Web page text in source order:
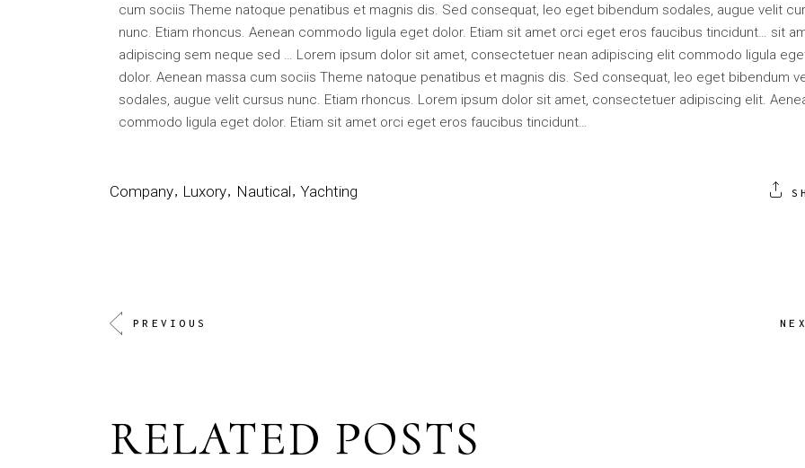
cum sociis Theme natoque penatibus et magnis dis. Sed consequat, leo eget bibendum sodales, augue velit
nunc. Etiam rhoncus. Aenean commodo ligula eget dolor. Etiam sit amet orci eget eros faucibus tincidunt… sit
adipiscing sem neque sed … Lorem ipsum dolor sit amet, consectetuer nean adipiscing elit commodo ligula
dolor. Aenean massa cum sociis Theme natoque penatibus et magnis dis. Sed consequat, leo eget bibendum
sodales, augue velit cursus nunc. Etiam rhoncus. Lorem ipsum dolor sit amet, consectetuer adipiscing elit.
commodo ligula eget dolor. Etiam sit amet orci eget eros faucibus tincidunt…
Company Luxory Nautical Yachting
PREVIOUS
RELATED POSTS